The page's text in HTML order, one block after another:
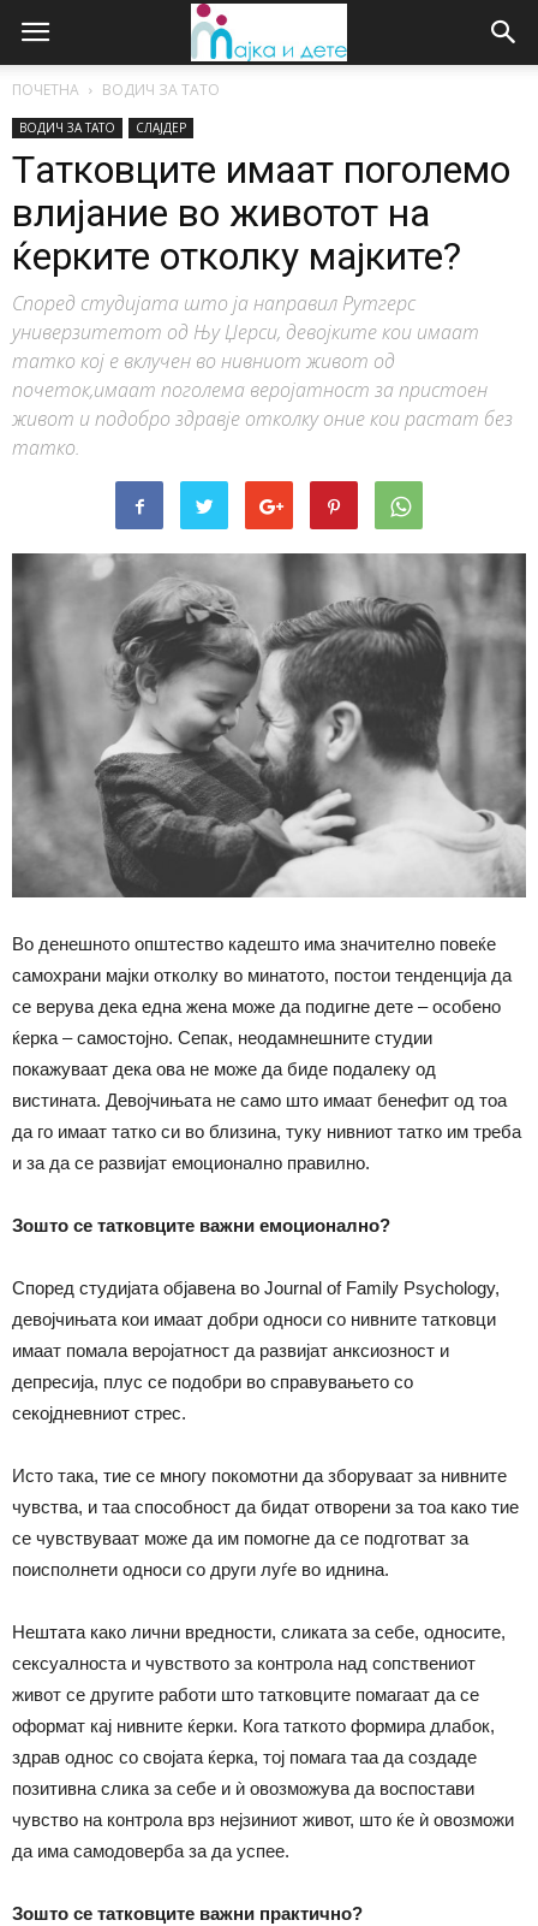
ПОЧЕТНА ВОДИЧ ЗА ТАТО
ВОДИЧ ЗА ТАТО СЛАЈДЕР
Tатковците имаат поголемо
влијание во животот на
ќерките отколку мајките?
Според студијата што ја направил Рутгерс
универзитетот од Њу Џерси, девојките кои имаат
татко кој е вклучен во нивниот живот од
почеток,имаат поголема веројатност за пристоен
живот и подобро здравје отколку оние кои растат без
татко.
Во денешното општество кадешто има значително повеќе
самохрани мајки отколку во минатото, постои тенденција да
се верува дека една жена може да подигне дете – особено
ќерка – самостојно. Сепак, неодамнешните студии
покажуваат дека ова не може да биде подалеку од
вистината. Девојчињата не само што имаат бенефит од тоа
да го имаат татко си во близина, туку нивниот татко им треба
и за да се развијат емоционално правилно.
Зошто се татковците важни емоционално?
Според студијата објавена во Journal of Family Psychology,
девојчињата кои имаат добри односи со нивните татковци
имаат помала веројатност да развијат анксиозност и
депресија, плус се подобри во справувањето со
секојдневниот стрес.
Исто така, тие се многу покомотни да зборуваат за нивните
чувства, и таа способност да бидат отворени за тоа како тие
се чувствуваат може да им помогне да се подготват за
поисполнети односи со други луѓе во иднина.
Нештата како лични вредности, сликата за себе, односите,
сексуалноста и чувството за контрола над сопствениот
живот се другите работи што татковците помагаат да се
оформат кај нивните ќерки. Кога таткото формира длабок,
здрав однос со својата ќерка, тој помага таа да создаде
позитивна слика за себе и ѝ овозможува да воспостави
чувство на контрола врз нејзиниот живот, што ќе ѝ овозможи
да има самодоверба за да успее.
Зошто се татковците важни практично?